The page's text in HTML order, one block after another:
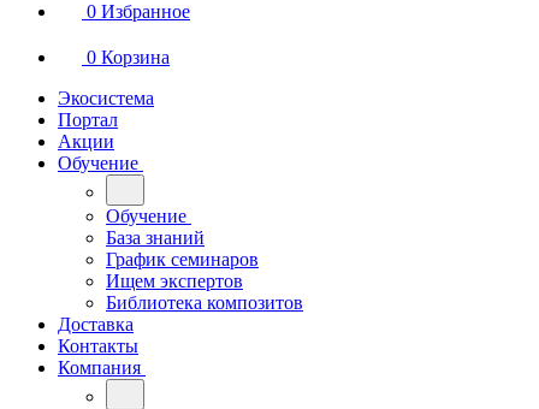
0 Избранное
0 Корзина
Экосистема
Портал
Акции
Обучение
Обучение
База знаний
График семинаров
Ищем экспертов
Библиотека композитов
Доставка
Контакты
Компания